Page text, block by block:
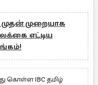
முறையாக
எட்டிய
கொள்ள IBC தமிழ்